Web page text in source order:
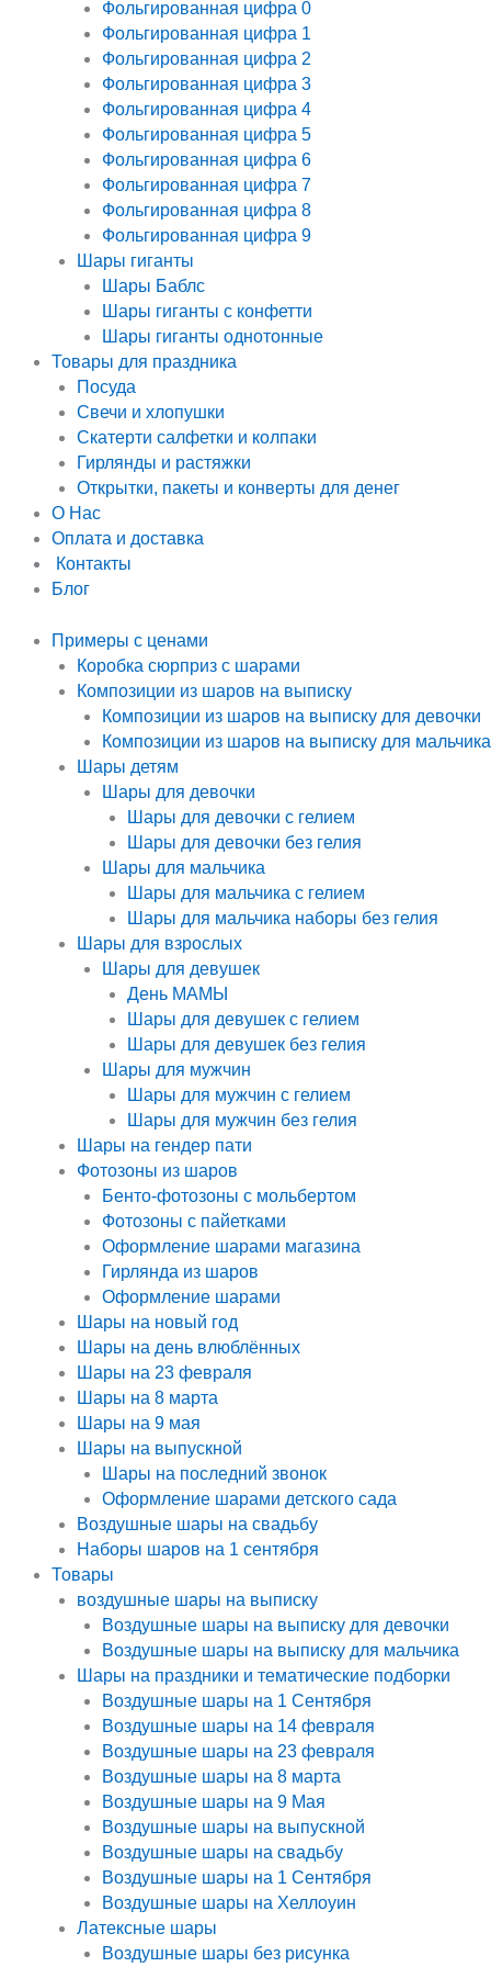
Фольгированная цифра 0
Фольгированная цифра 1
Фольгированная цифра 2
Фольгированная цифра 3
Фольгированная цифра 4
Фольгированная цифра 5
Фольгированная цифра 6
Фольгированная цифра 7
Фольгированная цифра 8
Фольгированная цифра 9
Шары гиганты
Шары Баблс
Шары гиганты с конфетти
Шары гиганты однотонные
Товары для праздника
Посуда
Свечи и хлопушки
Скатерти салфетки и колпаки
Гирлянды и растяжки
Открытки, пакеты и конверты для денег
О Нас
Оплата и доставка
Контакты
Блог
Примеры с ценами
Коробка сюрприз с шарами
Композиции из шаров на выписку
Композиции из шаров на выписку для девочки
Композиции из шаров на выписку для мальчика
Шары детям
Шары для девочки
Шары для девочки с гелием
Шары для девочки без гелия
Шары для мальчика
Шары для мальчика с гелием
Шары для мальчика наборы без гелия
Шары для взрослых
Шары для девушек
День МАМЫ
Шары для девушек с гелием
Шары для девушек без гелия
Шары для мужчин
Шары для мужчин с гелием
Шары для мужчин без гелия
Шары на гендер пати
Фотозоны из шаров
Бенто-фотозоны с мольбертом
Фотозоны с пайетками
Оформление шарами магазина
Гирлянда из шаров
Оформление шарами
Шары на новый год
Шары на день влюблённых
Шары на 23 февраля
Шары на 8 марта
Шары на 9 мая
Шары на выпускной
Шары на последний звонок
Оформление шарами детского сада
Воздушные шары на свадьбу
Наборы шаров на 1 сентября
Товары
воздушные шары на выписку
Воздушные шары на выписку для девочки
Воздушные шары на выписку для мальчика
Шары на праздники и тематические подборки
Воздушные шары на 1 Сентября
Воздушные шары на 14 февраля
Воздушные шары на 23 февраля
Воздушные шары на 8 марта
Воздушные шары на 9 Мая
Воздушные шары на выпускной
Воздушные шары на свадьбу
Воздушные шары на 1 Сентября
Воздушные шары на Хеллоуин
Латексные шары
Воздушные шары без рисунка